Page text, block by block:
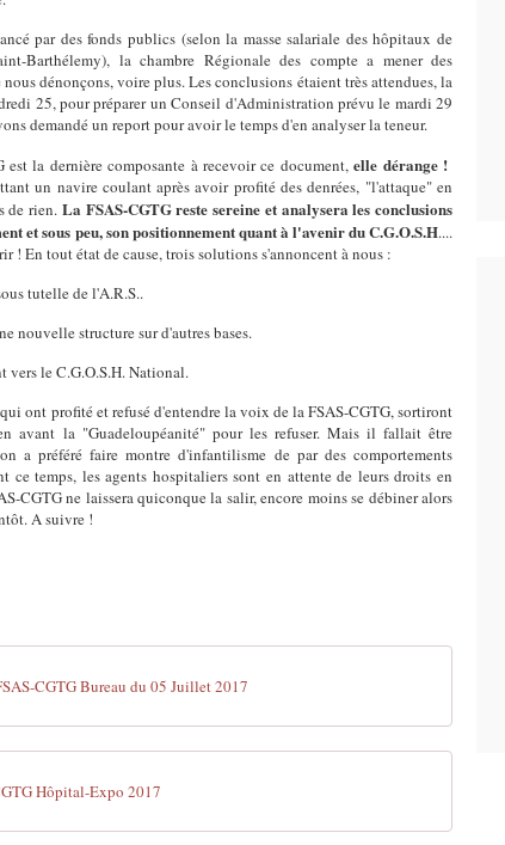
par des fonds publics (selon la masse salariale des hôpitaux de
Barthélemy), la chambre Régionale des compte a mener des
dénonçons, voire plus. Les conclusions étaient très attendues, la
25, pour préparer un Conseil d'Administration prévu le mardi 29
demandé un report pour avoir le temps d'en analyser la teneur.
est la dernière composante à recevoir ce document,elle dérange !
un navire coulant après avoir profité des denrées, "l'attaque" en
de rien. La FSAS-CGTG reste sereine et analysera les conclusions
et sous peu, son positionnement quant à l'avenir du C.G.O.S.H....
! En tout état de cause, trois solutions s'annoncent à nous :
tutelle de l'A.R.S..
nouvelle structure sur d'autres bases.
vers le C.G.O.S.H. National.
ont profité et refusé d'entendre la voix de la FSAS-CGTG, sortiront
avant la "Guadeloupéanité" pour les refuser. Mais il fallait être
a préféré faire montre d'infantilisme de par des comportements
ce temps, les agents hospitaliers sont en attente de leurs droits en
CGTG ne laissera quiconque la salir, encore moins se débiner alors
A suivre !
CGTG Bureau du 05 Juillet 2017
Hôpital-Expo 2017